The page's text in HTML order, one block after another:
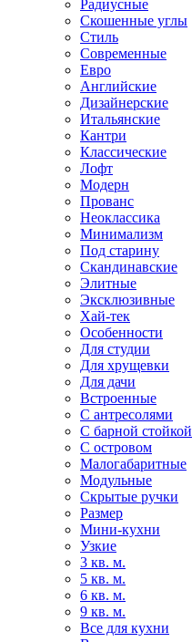
Радиусные
Скошенные углы
Стиль
Современные
Евро
Английские
Дизайнерские
Итальянские
Кантри
Классические
Лофт
Модерн
Прованс
Неоклассика
Минимализм
Под старину
Скандинавские
Элитные
Эксклюзивные
Хай-тек
Особенности
Для студии
Для хрущевки
Для дачи
Встроенные
С антресолями
С барной стойкой
С островом
Малогабаритные
Модульные
Скрытые ручки
Размер
Мини-кухни
Узкие
3 кв. м.
5 кв. м.
6 кв. м.
9 кв. м.
Все для кухни